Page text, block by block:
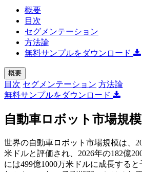
概要
目次
セグメンテーション
方法論
無料サンプルをダウンロード
概要
目次 セグメンテーション 方法論
無料サンプルをダウンロード
自動車ロボット市場規模
世界の自動車ロボット市場規模は、
米ドルと評価され、2026年の182億
には499億1000万米ドルに成長する